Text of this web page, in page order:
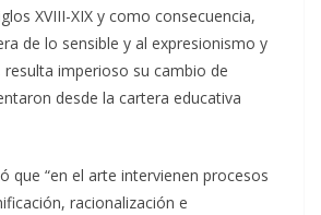
XVIII-XIX y como consecuencia,
de lo sensible y al expresionismo y
imperioso su cambio de
desde la cartera educativa
que “en el arte intervienen procesos
racionalización e